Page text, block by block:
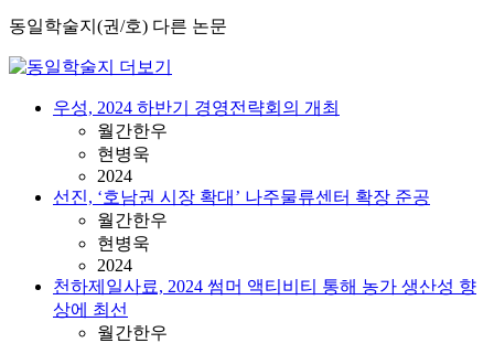
동일학술지(권/호) 다른 논문
우성, 2024 하반기 경영전략회의 개최
월간한우
현병욱
2024
선진, ‘호남권 시장 확대’ 나주물류센터 확장 준공
월간한우
현병욱
2024
천하제일사료, 2024 썸머 액티비티 통해 농가 생산성 향
상에 최선
월간한우